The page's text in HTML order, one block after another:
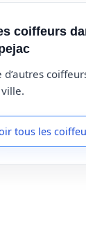
coiffeurs
d’autres
tous les